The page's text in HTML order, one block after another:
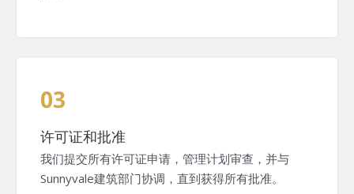
03
许可证和批准
我们提交所有许可证申请，管理计划审查，并与
Sunnyvale建筑部门协调，直到获得所有批准。